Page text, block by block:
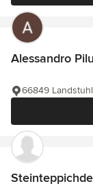
Alessandro
66849 Landstuhl